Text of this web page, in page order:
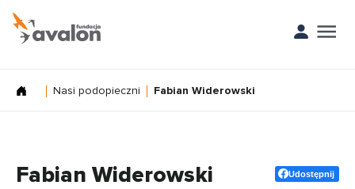
Nasi podopieczni Fabian Widerowski
Fabian Widerowski Udostępnij